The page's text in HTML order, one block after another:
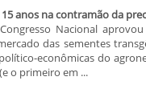
anos na contramão da
Nacional
das sementes
econômicas do
o primeiro em ...